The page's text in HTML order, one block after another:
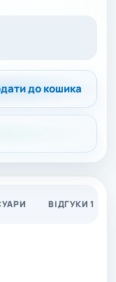
до кошика
ВІДГУКИ 1